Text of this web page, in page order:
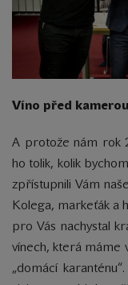
Víno před
A protože nám rok
ho tolik, kolik
zpřístupnili Vám
Kolega, markeťák a
pro Vás nachystal
vínech, která máme
„domácí